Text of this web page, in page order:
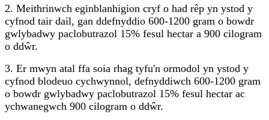
2. Meithrinwch eginblanhigion cryf o had rêp yn ystod y
cyfnod tair dail, gan ddefnyddio 600-1200 gram o bowdr
gwlybadwy paclobutrazol 15% fesul hectar a 900 cilogram
o ddŵr.
3. Er mwyn atal ffa soia rhag tyfu'n ormodol yn ystod y
cyfnod blodeuo cychwynnol, defnyddiwch 600-1200 gram
o bowdr gwlybadwy paclobutrazol 15% fesul hectar ac
ychwanegwch 900 cilogram o ddŵr.